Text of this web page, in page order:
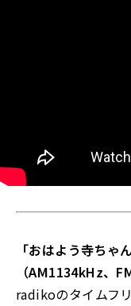
「おはよう寺ちゃ
（AM1134kHz、
radikoのタイムフ